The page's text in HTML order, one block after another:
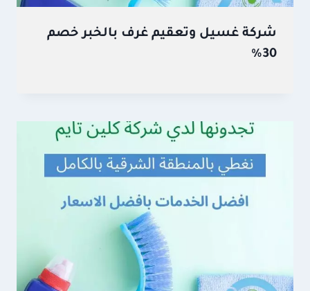
شركة غسيل وتعقيم غرف بالخبر خصم
30%